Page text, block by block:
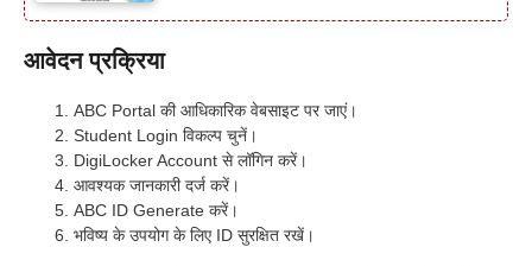
आवेदन प्रक्रिया
ABC Portal की आधिकारिक वेबसाइट पर जाएं।
Student Login विकल्प चुनें।
DigiLocker Account से लॉगिन करें।
आवश्यक जानकारी दर्ज करें।
ABC ID Generate करें।
भविष्य के उपयोग के लिए ID सुरक्षित रखें।